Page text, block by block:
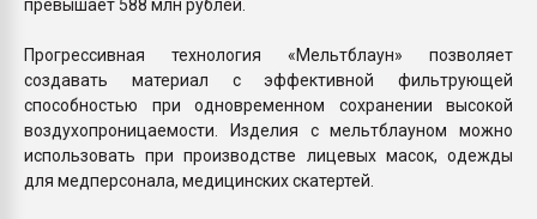
превышает 588 млн рублей.
Прогрессивная технология «Мельтблаун» позволяет
создавать материал с эффективной фильтрующей
способностью при одновременном сохранении высокой
воздухопроницаемости. Изделия с мельтблауном можно
использовать при производстве лицевых масок, одежды
для медперсонала, медицинских скатертей.